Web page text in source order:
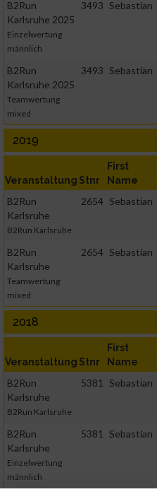
B2Run
Karlsruhe 2025
Einzelwertung
männlich
3493 Sebastian
B2Run
Karlsruhe 2025
Teamwertung
mixed
3493 Sebastian
2019
Veranstaltung Stnr
First
Name
B2Run
Karlsruhe
B2Run Karlsruhe
2654 Sebastian
B2Run
Karlsruhe
Teamwertung
mixed
2654 Sebastian
2018
Veranstaltung Stnr
First
Name
B2Run
Karlsruhe
B2Run Karlsruhe
5381 Sebastian
B2Run
Karlsruhe
Einzelwertung
männlich
5381 Sebastian